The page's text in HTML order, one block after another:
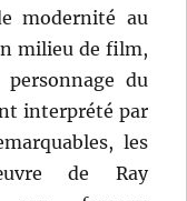
modernité au
milieu de film,
du
interprété par
les
de Ray